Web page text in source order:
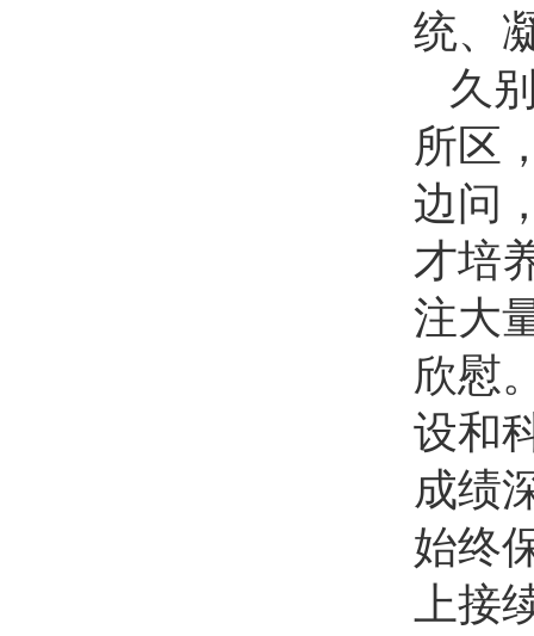
统、
久
所区
边问
才培
注大
欣慰
设和
成绩
始终
上接